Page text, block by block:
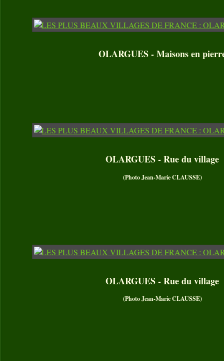
OLARGUES - Maisons en
OLARGUES - Rue du village
(Photo Jean-Marie CLAUSSE)
OLARGUES - Rue du village
(Photo Jean-Marie CLAUSSE)